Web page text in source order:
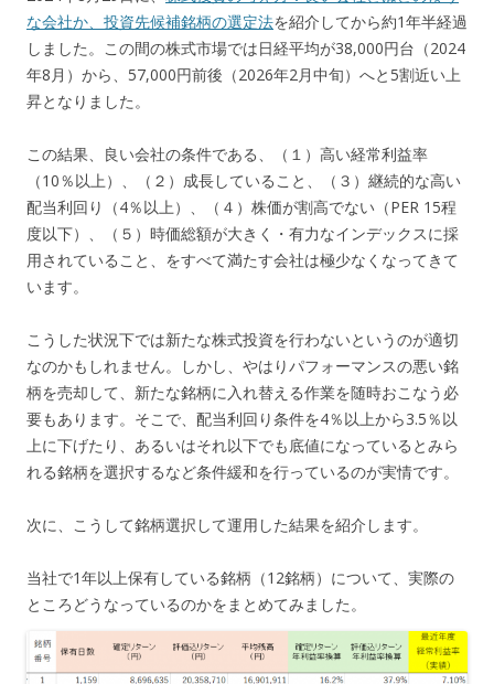
な会社か、投資先候補銘柄の選定法を紹介してから約1年半経過
しました。この間の株式市場では日経平均が38,000円台（2024
年8月）から、57,000円前後（2026年2月中旬）へと5割近い上
昇となりました。
この結果、良い会社の条件である、（１）高い経常利益率
（10％以上）、（２）成長していること、（３）継続的な高い
配当利回り（4％以上）、（４）株価が割高でない（PER 15程
度以下）、（５）時価総額が大きく・有力なインデックスに採
用されていること、をすべて満たす会社は極少なくなってきて
います。
こうした状況下では新たな株式投資を行わないというのが適切
なのかもしれません。しかし、やはりパフォーマンスの悪い銘
柄を売却して、新たな銘柄に入れ替える作業を随時おこなう必
要もあります。そこで、配当利回り条件を4％以上から3.5％以
上に下げたり、あるいはそれ以下でも底値になっているとみら
れる銘柄を選択するなど条件緩和を行っているのが実情です。
次に、こうして銘柄選択して運用した結果を紹介します。
当社で1年以上保有している銘柄（12銘柄）について、実際の
ところどうなっているのかをまとめてみました。